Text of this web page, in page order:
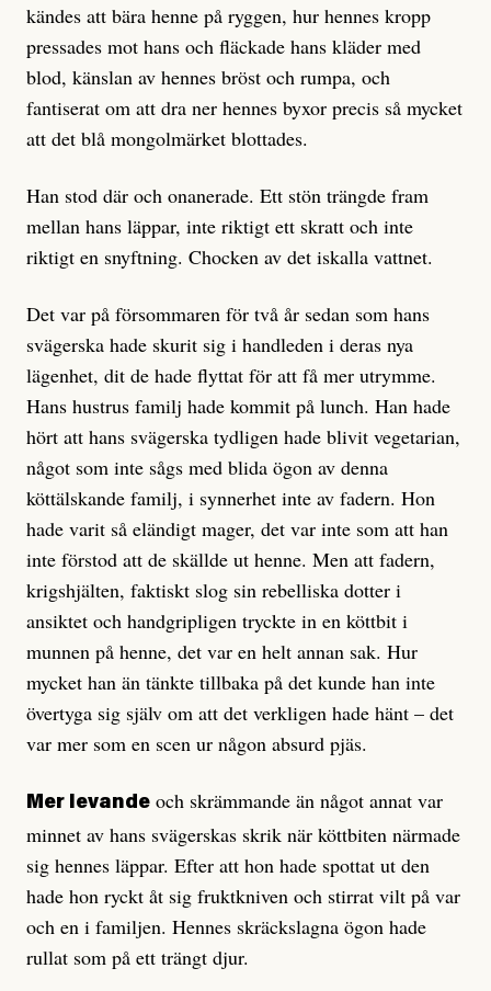
kändes att bära henne på ryggen, hur hennes kropp
pressades mot hans och fläckade hans kläder med
blod, känslan av hennes bröst och rumpa, och
fantiserat om att dra ner hennes byxor precis så mycket
att det blå mongolmärket blottades.
Han stod där och onanerade. Ett stön trängde fram
mellan hans läppar, inte riktigt ett skratt och inte
riktigt en snyftning. Chocken av det iskalla vattnet.
Det var på försommaren för två år sedan som hans
svägerska hade skurit sig i handleden i deras nya
lägenhet, dit de hade flyttat för att få mer utrymme.
Hans hustrus familj hade kommit på lunch. Han hade
hört att hans svägerska tydligen hade blivit vegetarian,
något som inte sågs med blida ögon av denna
köttälskande familj, i synnerhet inte av fadern. Hon
hade varit så eländigt mager, det var inte som att han
inte förstod att de skällde ut henne. Men att fadern,
krigshjälten, faktiskt slog sin rebelliska dotter i
ansiktet och handgripligen tryckte in en köttbit i
munnen på henne, det var en helt annan sak. Hur
mycket han än tänkte tillbaka på det kunde han inte
övertyga sig själv om att det verkligen hade hänt – det
var mer som en scen ur någon absurd pjäs.
Mer levande och skrämmande än något annat var
minnet av hans svägerskas skrik när köttbiten närmade
sig hennes läppar. Efter att hon hade spottat ut den
hade hon ryckt åt sig fruktkniven och stirrat vilt på var
och en i familjen. Hennes skräckslagna ögon hade
rullat som på ett trängt djur.